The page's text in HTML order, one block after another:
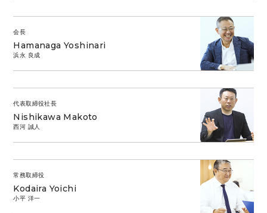
会長
Hamanaga Yoshinari
浜永 良成
代表取締役社長
Nishikawa Makoto
西河 誠人
常務取締役
Kodaira Yoichi
小平 洋一